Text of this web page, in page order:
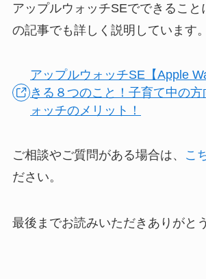
アップルウォッチSEでできること
の記事でも詳しく説明しています。
アップルウォッチSE【Apple
きる８つのこと！子育て中の
ォッチのメリット！
ご相談やご質問がある場合は、 こ
ださい。
最後までお読みいただきありがと